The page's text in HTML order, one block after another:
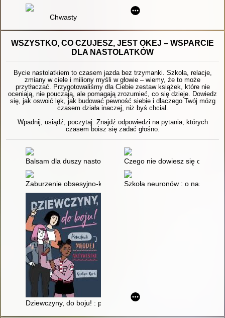
Chwasty
WSZYSTKO, CO CZUJESZ, JEST OKEJ – WSPARCIE
DLA NASTOLATKÓW
Bycie nastolatkiem to czasem jazda bez trzymanki. Szkoła, relacje,
zmiany w ciele i miliony myśli w głowie – wiemy, że to może
przytłaczać. Przygotowaliśmy dla Ciebie zestaw książek, które nie
oceniają, nie pouczają, ale pomagają zrozumieć, co się dzieje. Dowiedz
się, jak oswoić lęk, jak budować pewność siebie i dlaczego Twój mózg
czasem działa inaczej, niż byś chciał.
Wpadnij, usiądź, poczytaj. Znajdź odpowiedzi na pytania, których
czasem boisz się zadać głośno.
Balsam dla duszy nastolatka czyli Jeszcze więcej opowieści o
Czego nie dowiesz się od
Zaburzenie obsesyjno-kompulsyjne u nastolatków : jak
Szkoła neuronów : o
Dziewczyny, do boju! : poradnik młodej aktywistki